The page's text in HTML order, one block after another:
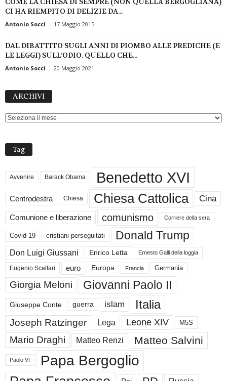
CI HA RIEMPITO DI DELIZIE DA...
Antonio Socci - 17 Maggio 2015
DAL DIBATTITO SUGLI ANNI DI PIOMBO ALLE PREDICHE (E
LE LEGGI) SULL’ODIO. QUELLO CHE...
Antonio Socci - 20 Maggio 2021
ARCHIVI
Tag
Avvenire Barack Obama Benedetto XVI
Centrodestra Chiesa Chiesa Cattolica Cina
Comunione e liberazione comunismo Corriere della sera
Covid 19 cristiani perseguitati Donald Trump
Don Luigi Giussani Enrico Letta Ernesto Galli della loggia
Eugenio Scalfari euro Europa Francia Germania
Giorgia Meloni Giovanni Paolo II
Giuseppe Conte guerra islam Italia
Joseph Ratzinger Lega Leone XIV M5S
Mario Draghi Matteo Renzi Matteo Salvini
Paolo VI Papa Bergoglio